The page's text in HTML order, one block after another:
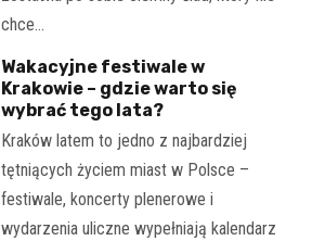
chce…
Wakacyjne festiwale w
Krakowie – gdzie warto się
wybrać tego lata?
Kraków latem to jedno z najbardziej
tętniących życiem miast w Polsce –
festiwale, koncerty plenerowe i
wydarzenia uliczne wypełniają kalendarz